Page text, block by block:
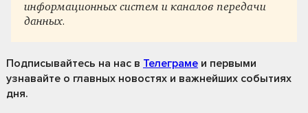
информационных систем и каналов передачи
данных.
Подписывайтесь на нас в Телеграме и первыми
узнавайте о главных новостях и важнейших событиях
дня.